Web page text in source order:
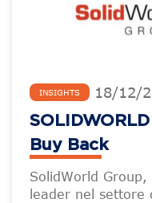
INSIGHTS 18/12/
Buy Back
SolidWorld
leader nel settore